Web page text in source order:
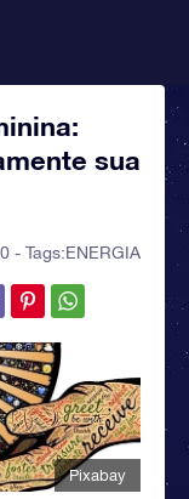
sua
- Tags:ENERGIA
Pixabay